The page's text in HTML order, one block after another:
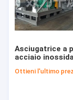
Asciugatrice a
acciaio
delle farine
Ottieni l'ultimo